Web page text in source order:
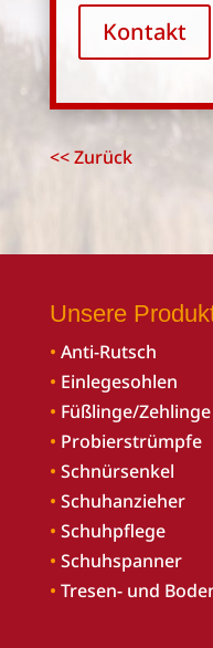
Kontakt
<< Zurück
Unsere
• Anti-Rutsch
• Einlegesohlen
• Füßlinge/Zehlinge
• Probierstrümpfe
• Schnürsenkel
• Schuhanzieher
• Schuhpflege
• Schuhspanner
• Tresen- und